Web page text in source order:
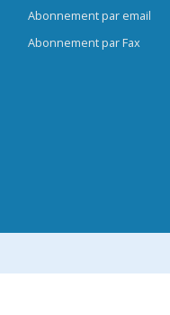
Abonnement par email
Abonnement par Fax